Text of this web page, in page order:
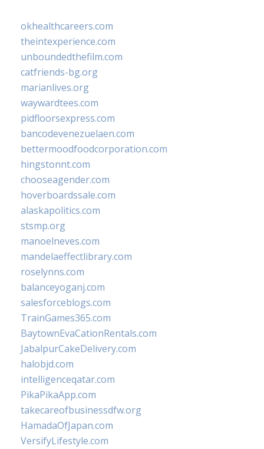
okhealthcareers.com
theintexperience.com
unboundedthefilm.com
catfriends-bg.org
marianlives.org
waywardtees.com
pidfloorsexpress.com
bancodevenezuelaen.com
bettermoodfoodcorporation.com
hingstonnt.com
chooseagender.com
hoverboardssale.com
alaskapolitics.com
stsmp.org
manoelneves.com
mandelaeffectlibrary.com
roselynns.com
balanceyoganj.com
salesforceblogs.com
TrainGames365.com
BaytownEvaCationRentals.com
JabalpurCakeDelivery.com
halobjd.com
intelligenceqatar.com
PikaPikaApp.com
takecareofbusinessdfw.org
HamadaOfJapan.com
VersifyLifestyle.com